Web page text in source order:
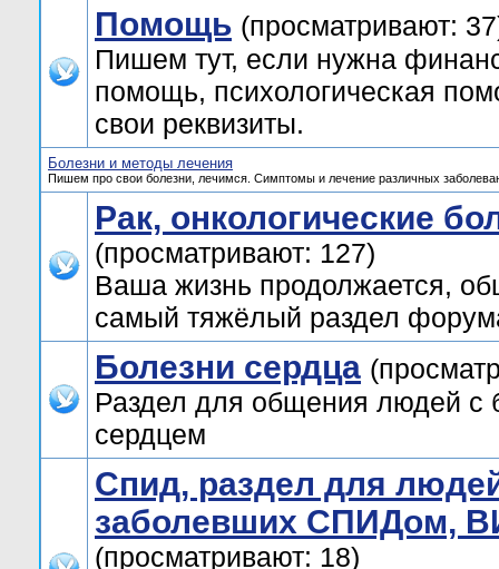
Помощь (просматривают:
Пишем тут, если нужна
помощь, психологическая
свои реквизиты.
Болезни и методы лечения
Пишем про свои болезни, лечимся. Симптомы и лечение различных
Рак, онкологические
(просматривают: 127)
Ваша жизнь продолжается,
самый тяжёлый раздел
Болезни сердца
Раздел для общения людей с
сердцем
Спид, раздел для
заболевших СПИДом,
(просматривают: 18)